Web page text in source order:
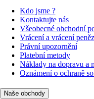
Kdo jsme ?
Kontaktujte nás
Všeobecné obchodní
Vrácení a vrácení peněz
Právní upozornění
Platební metody
Náklady na dopravu a
Oznámení o ochraně
Naše obchody